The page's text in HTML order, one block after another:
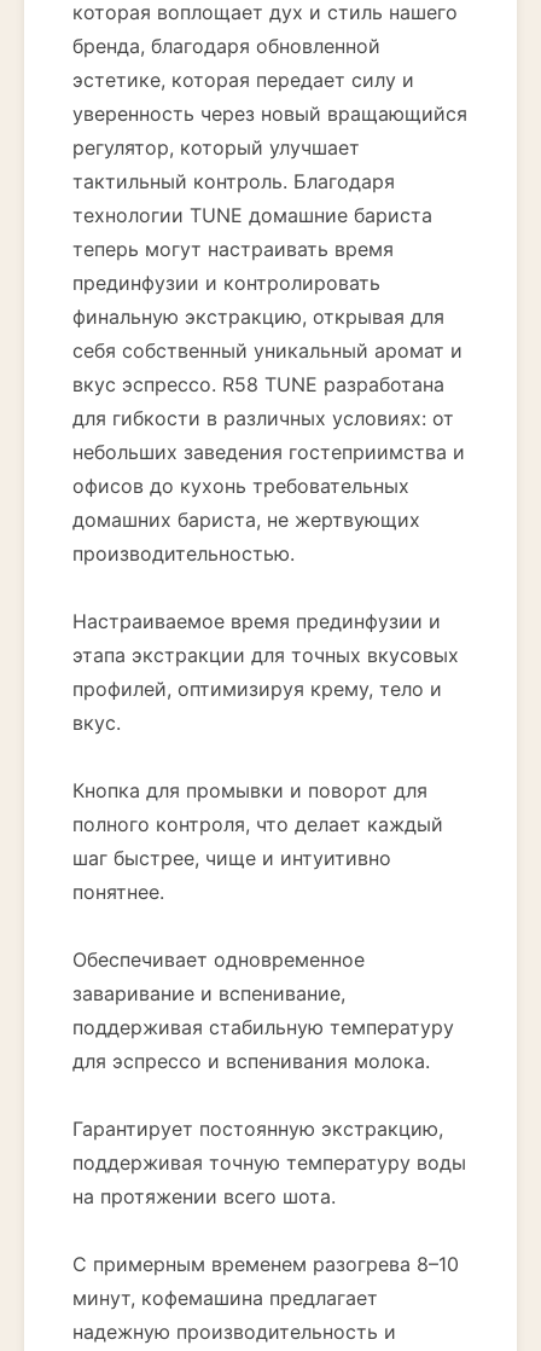
которая воплощает дух и стиль нашего
бренда, благодаря обновленной
эстетике, которая передает силу и
уверенность через новый вращающийся
регулятор, который улучшает
тактильный контроль. Благодаря
технологии TUNE домашние бариста
теперь могут настраивать время
прединфузии и контролировать
финальную экстракцию, открывая для
себя собственный уникальный аромат и
вкус эспрессо. R58 TUNE разработана
для гибкости в различных условиях: от
небольших заведения гостеприимства и
офисов до кухонь требовательных
домашних бариста, не жертвующих
производительностью.
Настраиваемое время прединфузии и
этапа экстракции для точных вкусовых
профилей, оптимизируя крему, тело и
вкус.
Кнопка для промывки и поворот для
полного контроля, что делает каждый
шаг быстрее, чище и интуитивно
понятнее.
Обеспечивает одновременное
заваривание и вспенивание,
поддерживая стабильную температуру
для эспрессо и вспенивания молока.
Гарантирует постоянную экстракцию,
поддерживая точную температуру воды
на протяжении всего шота.
С примерным временем разогрева 8–10
минут, кофемашина предлагает
надежную производительность и